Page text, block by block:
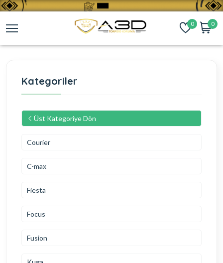
0 0
Kategoriler
Üst Kategoriye Dön
Courier
C-max
Fiesta
Focus
Fusion